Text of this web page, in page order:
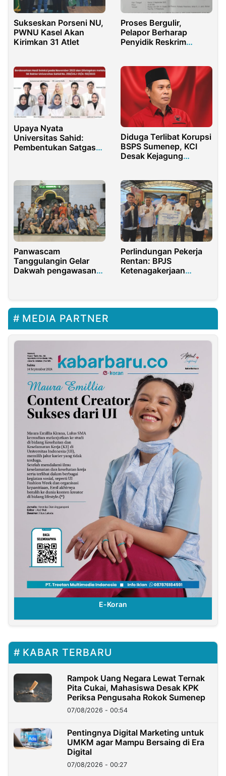
Sukseskan Porseni NU,
PWNU Kasel Akan
Kirimkan 31 Atlet
Proses Bergulir,
Pelapor Berharap
Penyidik Reskrim
Dalam Kasus Tindak
Pidana ITE SMK N 1
Kunto Darussalam
Upaya Nyata
Universitas Sahid:
Pembentukan Satgas
Diduga Terlibat Korupsi
BSPS Sumenep, KCI
Desak Kejagung
Panwascam
Tanggulangin Gelar
Dakwah pengawasan
Perlindungan Pekerja
Rentan: BPJS
Ketenagakerjaan
MEDIA PARTNER
E-Koran
KABAR TERBARU
Rampok Uang Negara Lewat Ternak
Pita Cukai, Mahasiswa Desak KPK
Periksa Pengusaha Rokok Sumenep
07/08/2026 - 00:54
Pentingnya Digital Marketing untuk
UMKM agar Mampu Bersaing di Era
Digital
07/08/2026 - 00:27